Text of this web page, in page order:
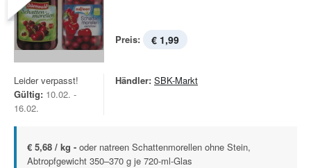
Preis: € 1,99
Leider verpasst!
Gültig: 10.02. -
16.02.
Händler: SBK-Markt
€ 5,68 / kg - oder natreen Schattenmorellen ohne Stein,
Abtropfgewicht 350–370 g je 720-ml-Glas